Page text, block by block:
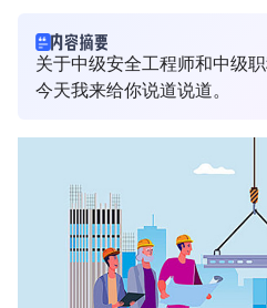
关于中级安全工程师和中级
今天我来给你说道说道。